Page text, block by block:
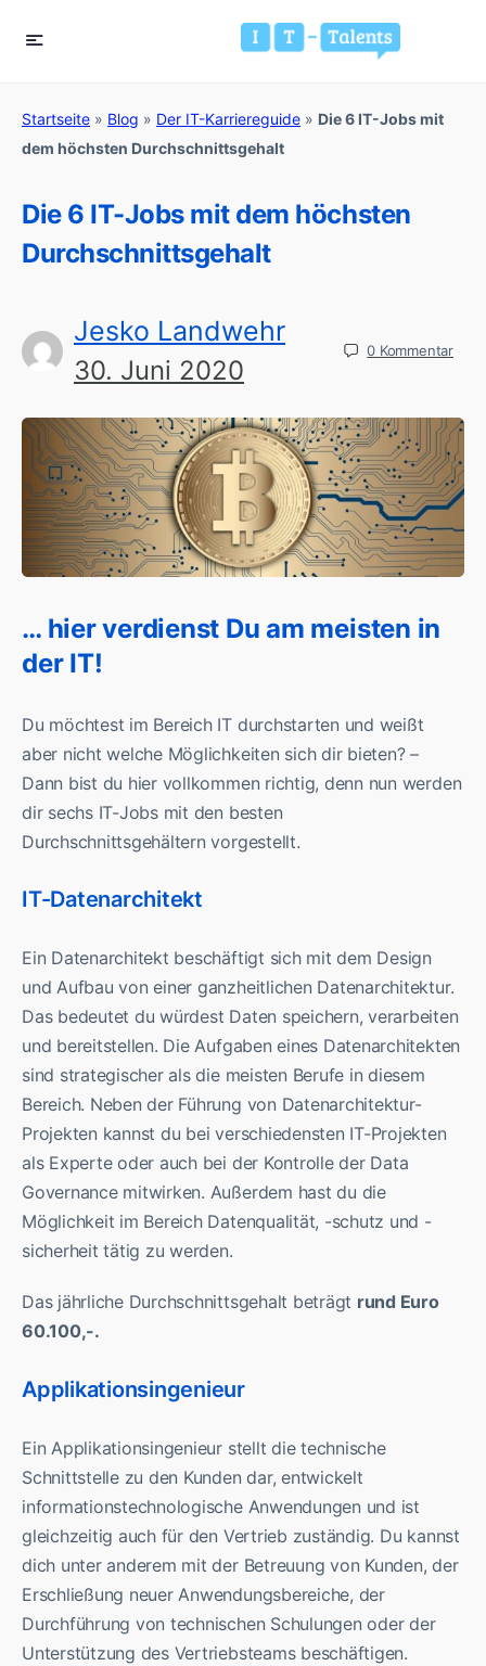
Startseite » Blog » Der IT-Karriereguide » Die 6 IT-Jobs mit
dem höchsten Durchschnittsgehalt
Die 6 IT-Jobs mit dem höchsten
Durchschnittsgehalt
Jesko Landwehr
30. Juni 2020
0 Kommentar
… hier verdienst Du am meisten in
der IT!
Du möchtest im Bereich IT durchstarten und weißt
aber nicht welche Möglichkeiten sich dir bieten? –
Dann bist du hier vollkommen richtig, denn nun werden
dir sechs IT-Jobs mit den besten
Durchschnittsgehältern vorgestellt.
IT-Datenarchitekt
Ein Datenarchitekt beschäftigt sich mit dem Design
und Aufbau von einer ganzheitlichen Datenarchitektur.
Das bedeutet du würdest Daten speichern, verarbeiten
und bereitstellen. Die Aufgaben eines Datenarchitekten
sind strategischer als die meisten Berufe in diesem
Bereich. Neben der Führung von Datenarchitektur-
Projekten kannst du bei verschiedensten IT-Projekten
als Experte oder auch bei der Kontrolle der Data
Governance mitwirken. Außerdem hast du die
Möglichkeit im Bereich Datenqualität, -schutz und -
sicherheit tätig zu werden.
Das jährliche Durchschnittsgehalt beträgt rund Euro
60.100,-.
Applikationsingenieur
Ein Applikationsingenieur stellt die technische
Schnittstelle zu den Kunden dar, entwickelt
informationstechnologische Anwendungen und ist
gleichzeitig auch für den Vertrieb zuständig. Du kannst
dich unter anderem mit der Betreuung von Kunden, der
Erschließung neuer Anwendungsbereiche, der
Durchführung von technischen Schulungen oder der
Unterstützung des Vertriebsteams beschäftigen.